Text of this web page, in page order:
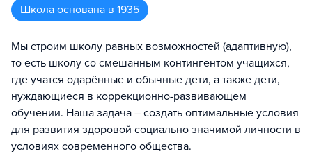
Школа основана в 1935
Мы строим школу равных возможностей (адаптивную),
то есть школу со смешанным контингентом учащихся,
где учатся одарённые и обычные дети, а также дети,
нуждающиеся в коррекционно-развивающем
обучении. Наша задача – создать оптимальные условия
для развития здоровой социально значимой личности в
условиях современного общества.